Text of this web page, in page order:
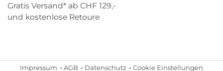
Gratis Versand* ab CHF 129,-
und kostenlose Retoure
Impressum AGB Datenschutz Cookie Einstellungen